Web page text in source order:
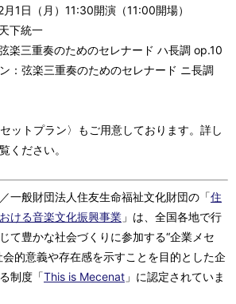
1日（月）11:30開演（11:00開場）
下統一
楽三重奏のためのセレナード ハ長調 op.10
楽三重奏のためのセレナード ニ長調
ットプラン〉もご用意しております。詳し
ください。
一般財団法人住友生命福祉文化財団の「住
ける音楽文化振興事業 」は、全国各地で行
て豊かな社会づくりに参加する“企業メセ
的意義や存在感を示すことを目的とした企
制度「This is Mecenat 」に認定されていま